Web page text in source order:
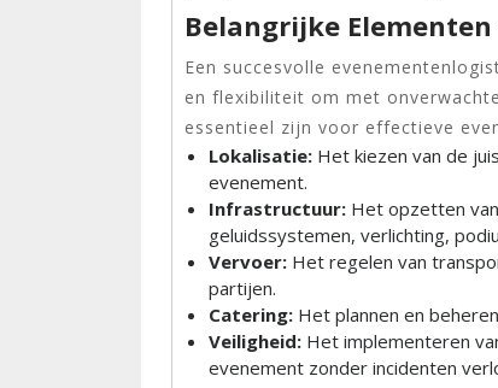
Belangrijke
Een succesvolle
en flexibiliteit om met
essentieel zijn voor effectieve
Lokalisatie: Het kiezen van de
evenement.
Infrastructuur: Het opzetten
geluidssystemen, verlichting,
Vervoer: Het regelen van
partijen.
Catering: Het plannen en
Veiligheid: Het implementeren
evenement zonder incidenten